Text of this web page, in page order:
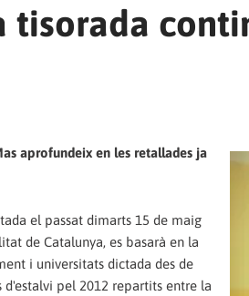
tisorada
aprofundeix en les retallades ja
el passat dimarts 15 de maig
de Catalunya, es basarà en la
i universitats dictada des de
pel 2012 repartits entre la